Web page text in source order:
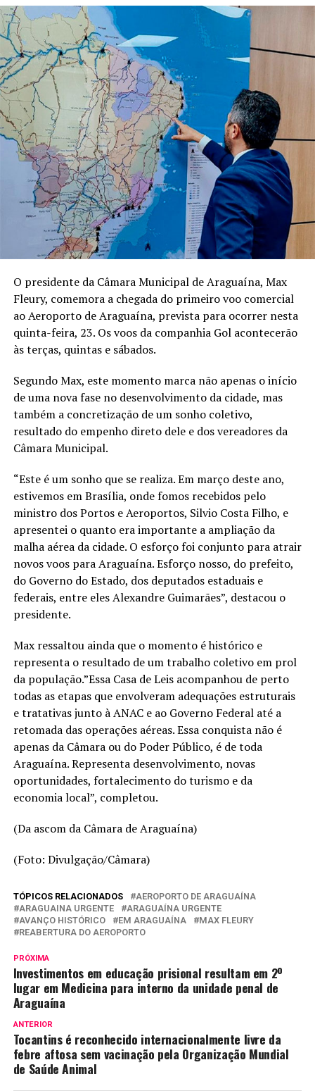
O presidente da Câmara Municipal de Araguaína, Max
Fleury, comemora a chegada do primeiro voo comercial
ao Aeroporto de Araguaína, prevista para ocorrer nesta
quinta-feira, 23. Os voos da companhia Gol acontecerão
às terças, quintas e sábados.
Segundo Max, este momento marca não apenas o início
de uma nova fase no desenvolvimento da cidade, mas
também a concretização de um sonho coletivo,
resultado do empenho direto dele e dos vereadores da
Câmara Municipal.
“Este é um sonho que se realiza. Em março deste ano,
estivemos em Brasília, onde fomos recebidos pelo
ministro dos Portos e Aeroportos, Silvio Costa Filho, e
apresentei o quanto era importante a ampliação da
malha aérea da cidade. O esforço foi conjunto para atrair
novos voos para Araguaína. Esforço nosso, do prefeito,
do Governo do Estado, dos deputados estaduais e
federais, entre eles Alexandre Guimarães”, destacou o
presidente.
Max ressaltou ainda que o momento é histórico e
representa o resultado de um trabalho coletivo em prol
da população.”Essa Casa de Leis acompanhou de perto
todas as etapas que envolveram adequações estruturais
e tratativas junto à ANAC e ao Governo Federal até a
retomada das operações aéreas. Essa conquista não é
apenas da Câmara ou do Poder Público, é de toda
Araguaína. Representa desenvolvimento, novas
oportunidades, fortalecimento do turismo e da
economia local”, completou.
(Da ascom da Câmara de Araguaína)
(Foto: Divulgação/Câmara)
TÓPICOS RELACIONADOS
AEROPORTO DE ARAGUAÍNA
ARAGUAINA URGENTE
ARAGUAÍNA URGENTE
AVANÇO HISTÓRICO
EM ARAGUAÍNA
MAX FLEURY
REABERTURA DO AEROPORTO
PRÓXIMA
Investimentos em educação prisional resultam em 2º
lugar em Medicina para interno da unidade penal de
Araguaína
ANTERIOR
Tocantins é reconhecido internacionalmente livre da
febre aftosa sem vacinação pela Organização Mundial
de Saúde Animal